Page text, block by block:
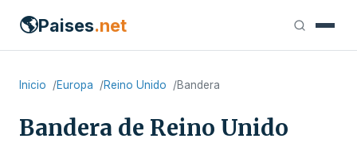
🌎Paises.net
Inicio Europa Reino Unido Bandera
Bandera de Reino Unido